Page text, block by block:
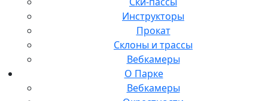
Инструкторы
Прокат
Склоны и трассы
Вебкамеры
О Парке
Вебкамеры